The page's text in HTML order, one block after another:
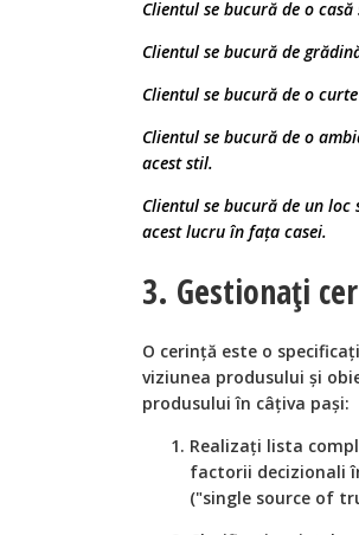
Clientul se bucură de o
Clientul se bucură de
Clientul se bucură de o
Clientul se bucură de o
acest stil.
Clientul se bucură de un
acest lucru în fața casei.
3. Gestionați
O cerință este o
viziunea produsului și
produsului în câțiva pași:
Realizați lista
factorii decizionali
("single source of